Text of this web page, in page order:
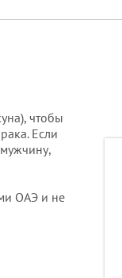
чтобы
Если
ОАЭ и не